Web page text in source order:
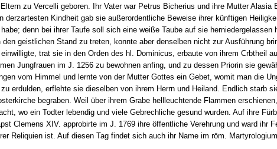
zu Vercelli geboren. Ihr Vater war Petrus Bicherius und ihre Mutter Alasia
derzartesten Kindheit gab sie außerordentliche Beweise ihrer künftigen
denn bei ihrer Taufe soll sich eine weiße Taube auf sie
geistlichen Stand zu treten, konnte aber denselben nicht zur Ausführung
trat sie in den Orden des hl. Dominicus, erbaute von ihrem Crbtheil
Jungfrauen im J. 1256 zu bewohnen anfing, und zu dessen Priorin sie
vom Himmel und lernte von der Mutter Gottes ein Gebet, womit man die
erdulden, erflehte sie dieselben von ihrem Herrn und Heiland. Endlich starb
begraben. Weil über ihrem Grabe hellleuchtende Flammen
wo ein Todter lebendig und viele Gebrechliche gesund wurden. Auf ihre
Clemens XIV. approbirte im J. 1769 ihre öffentliche Verehrung und ward ihr
Reliquien ist. Auf diesen Tag findet sich auch ihr Name im röm.